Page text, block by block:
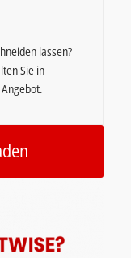
lassen?
Sie in